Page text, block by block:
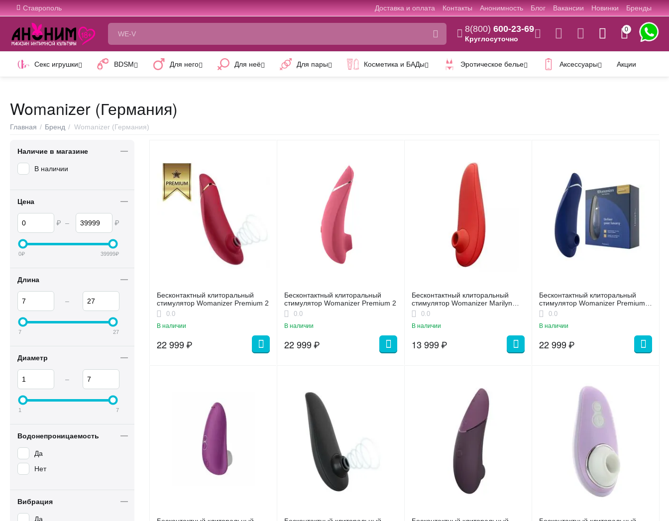
Ставрополь Доставка и оплата Контакты Анонимность Блог Вакансии Новинки Бренды
8(800) 600-23-69
Круглосуточно
0
Секс игрушки BDSM Для него Для неё Для пары Косметика и БАДы Эротическое белье Аксессуары Акции
Womanizer (Германия)
Главная / Бренд / Womanizer (Германия)
Бесконтактный клиторальный
стимулятор Womanizer Premium 2
0.0
В наличии
22 999₽
Бесконтактный клиторальный
стимулятор Womanizer Premium 2
0.0
В наличии
22 999₽
Бесконтактный клиторальный
стимулятор Womanizer Marilyn
Monroe ярко-красный
0.0
В наличии
13 999₽
Бесконтактный клиторальный
стимулятор Womanizer Premium 2
голубой
0.0
В наличии
22 999₽
Наличие в магазине
В наличии
Цена
₽ – ₽
0₽ 39999₽
Длина
–
7 27
Диаметр
–
1 7
Водонепроницаемость
Да
Нет
Вибрация
Да